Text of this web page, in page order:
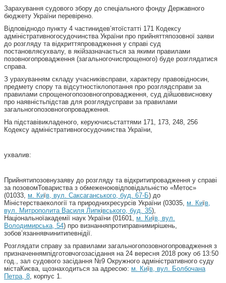
Зарахування судового збору до спеціального фонду Державного
бюджету України перевірено.
Відповіднодо пункту 4 частинидев’ятоїстатті 171 Кодексу
адміністративногосудочинства України про прийняттяпозовної заяви
до розгляду та відкриттяпровадження у справі суд
постановляєухвалу, в якійзазначається за якими правилами
позовногопровадження (загальногочиспрощеного) буде розглядатися
справа.
З урахуванням складу учасниківсправи, характеру правовідносин,
предмету спору та відсутностіклопотання про розглядсправи за
правилами спрощеногопозовногопровадження, суд дійшоввисновку
про наявністьпідстав для розглядусправи за правилами
загальногопозовногопровадження.
На підставівикладеного, керуючисьстаттями 171, 173, 248, 256
Кодексу адміністративногосудочинства України,
ухвалив:
Прийнятипозовнузаяву до розгляду та відкритипровадження у справі
за позовомТовариства з обмеженоювідповідальністю «Метос»
(01033, м. Київ, вул. Саксаганського, буд. 67-Б) до
Міністерстваекології та природнихресурсів України (03035, м. Київ,
вул. Митрополита Василя Липківського, буд. 35),
Національноїакадемії наук України (01601, м. Київ, вул.
Володимирська, 54) про визнанняпротиправнимирішень,
зобов’язаннявчинитипевнідії.
Розглядати справу за правилами загальногопозовногопровадження з
призначеннямпідготовчогозасідання на 24 вересня 2018 року об 13:50
год., зал судового засідання №9 Окружного адміністративного суду
містаКиєва, щознаходиться за адресою: м. Київ, вул. Болбочана
Петра, 8, корпус 1.